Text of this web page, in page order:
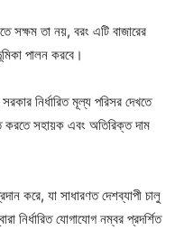
সক্ষম তা নয়, বরং এটি বাজারের
পালন করবে।
নির্ধারিত মূল্য পরিসর দেখতে
করতে সহায়ক এবং অতিরিক্ত দাম
করে, যা সাধারণত দেশব্যাপী চালু
নির্ধারিত যোগাযোগ নম্বর প্রদর্শিত